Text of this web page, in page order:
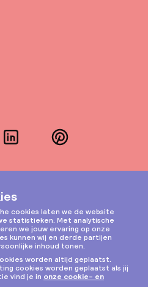
LinkedInPinterest
Instagram